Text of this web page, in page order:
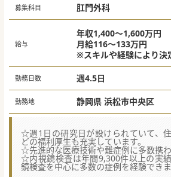
募集科目 肛門外科
給与
年収1,400～1,600万円
月給116～133万円
※スキルや経験により決
勤務日数 週4.5日
勤務地 静岡県 浜松市中央区
☆週1日の研究日が設けられていて、
どの福利厚生も充実しています。
☆先進的な医療技術や難症例に多数携わ
☆内視鏡検査は年間9,300件以上の実
鏡検査を中心に多数の症例を経験でき